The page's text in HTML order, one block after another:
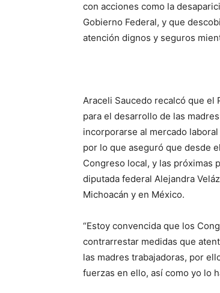
con acciones como la
Gobierno Federal, y que
atención dignos y seguros
Araceli Saucedo recalcó que el
para el desarrollo de las
incorporarse al mercado
por lo que aseguró que desde
Congreso local, y las próximas
diputada federal Alejandra
Michoacán y en México.
“Estoy convencida que los
contrarrestar medidas que
las madres trabajadoras, por
fuerzas en ello, así como yo lo